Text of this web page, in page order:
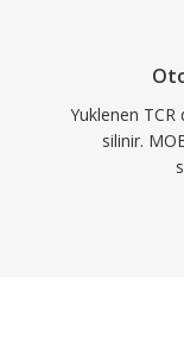
Yuklenen
silinir.